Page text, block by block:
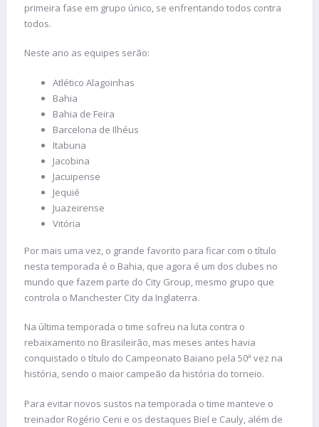
primeira fase em grupo único, se enfrentando todos contra
todos.
Neste ano as equipes serão:
Atlético Alagoinhas
Bahia
Bahia de Feira
Barcelona de Ilhéus
Itabuna
Jacobina
Jacuipense
Jequié
Juazeirense
Vitória
Por mais uma vez, o grande favorito para ficar com o título
nesta temporada é o Bahia, que agora é um dos clubes no
mundo que fazem parte do City Group, mesmo grupo que
controla o Manchester City da Inglaterra.
Na última temporada o time sofreu na luta contra o
rebaixamento no Brasileirão, mas meses antes havia
conquistado o título do Campeonato Baiano pela 50ª vez na
história, sendo o maior campeão da história do torneio.
Para evitar novos sustos na temporada o time manteve o
treinador Rogério Ceni e os destaques Biel e Cauly, além de